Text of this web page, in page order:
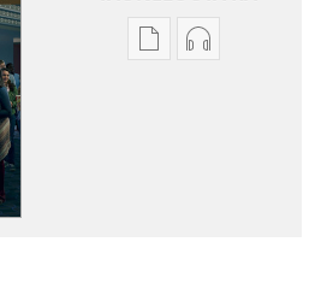
MekgwaMekgwa